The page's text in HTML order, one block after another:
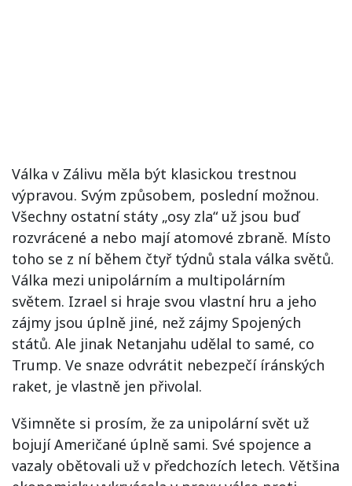
Válka v Zálivu měla být klasickou trestnou
výpravou. Svým způsobem, poslední možnou.
Všechny ostatní státy „osy zla“ už jsou buď
rozvrácené a nebo mají atomové zbraně. Místo
toho se z ní během čtyř týdnů stala válka světů.
Válka mezi unipolárním a multipolárním
světem. Izrael si hraje svou vlastní hru a jeho
zájmy jsou úplně jiné, než zájmy Spojených
států. Ale jinak Netanjahu udělal to samé, co
Trump. Ve snaze odvrátit nebezpečí íránských
raket, je vlastně jen přivolal.
Všimněte si prosím, že za unipolární svět už
bojují Američané úplně sami. Své spojence a
vazaly obětovali už v předchozích letech. Většina